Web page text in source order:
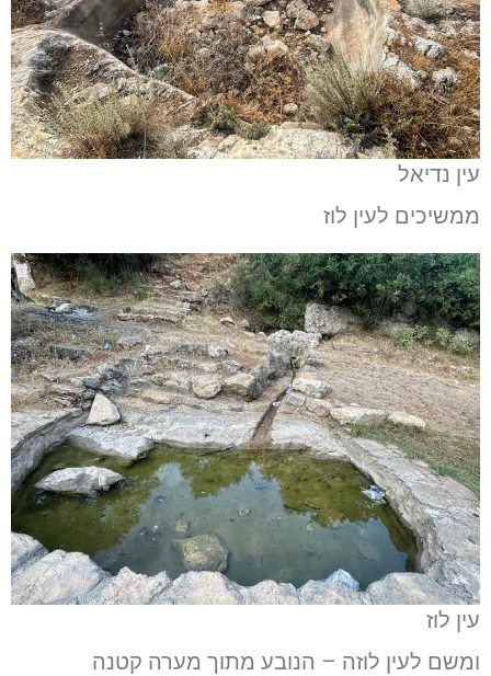
עין נדיאל
ממשיכים לעין לוז
עין לוז
ומשם לעין לוזה – הנובע מתוך מערה קטנה